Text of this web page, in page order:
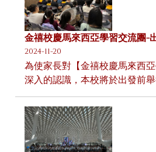
金禧校慶馬來西亞學習交流團-
2024-11-20
為使家長對【金禧校慶馬來西
深入的認識，本校將於出發前舉